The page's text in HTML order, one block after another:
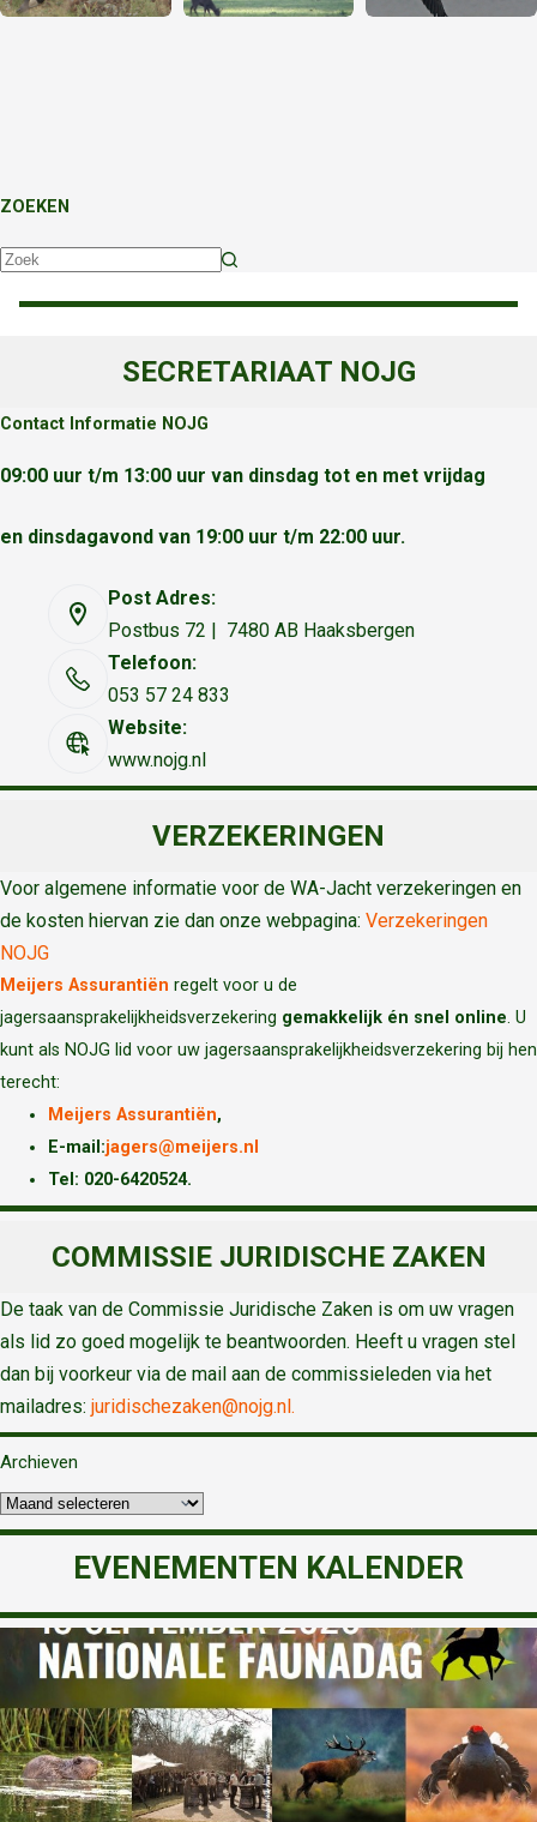
ZOEKEN
SECRETARIAAT NOJG
Contact Informatie NOJG
09:00 uur t/m 13:00 uur van dinsdag tot en met vrijdag
en dinsdagavond van 19:00 uur t/m 22:00 uur.
Post Adres:
Postbus 72 | 7480 AB Haaksbergen
Telefoon:
053 57 24 833
Website:
www.nojg.nl
VERZEKERINGEN
Voor algemene informatie voor de WA-Jacht verzekeringen en
de kosten hiervan zie dan onze webpagina: Verzekeringen
NOJG
Meijers Assurantiën regelt voor u de
jagersaansprakelijkheidsverzekering gemakkelijk én snel online. U
kunt als NOJG lid voor uw jagersaansprakelijkheidsverzekering bij hen
terecht:
Meijers Assurantiën,
E-mail:jagers@meijers.nl
Tel: 020-6420524.
COMMISSIE JURIDISCHE ZAKEN
De taak van de Commissie Juridische Zaken is om uw vragen
als lid zo goed mogelijk te beantwoorden. Heeft u vragen stel
dan bij voorkeur via de mail aan de commissieleden via het
mailadres: juridischezaken@nojg.nl.
Archieven
EVENEMENTEN KALENDER